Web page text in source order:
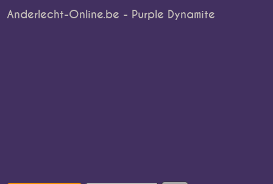
Anderlecht-Online.be - Purple Dynamite